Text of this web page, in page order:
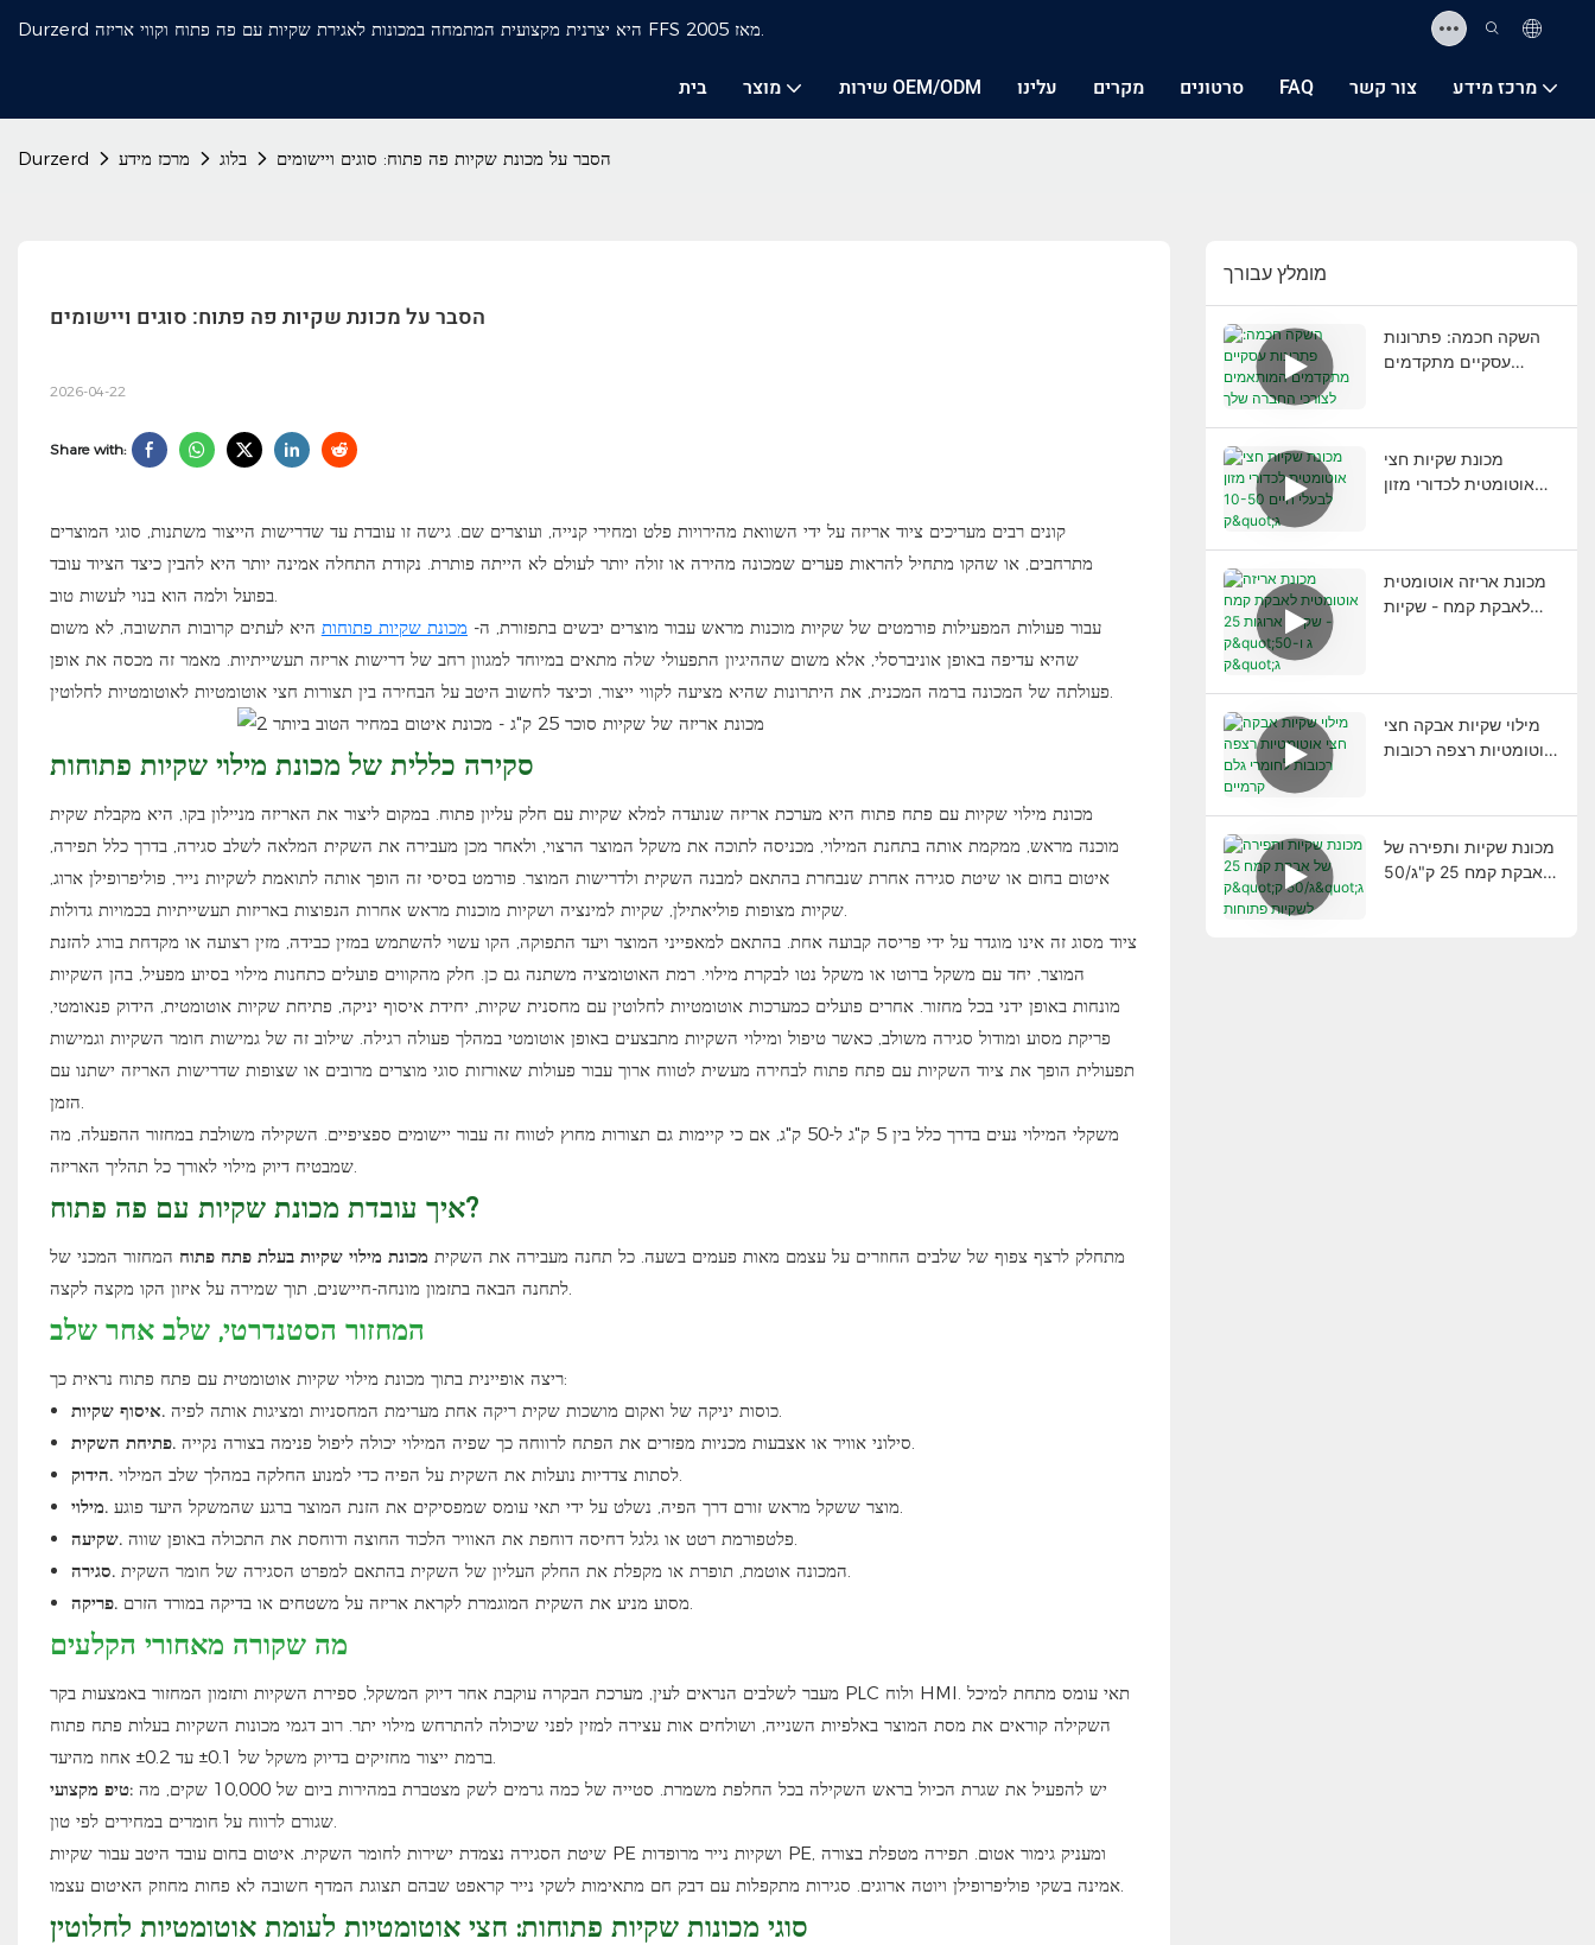
בית מוצר שירות OEM/ODM עלינו מקרים סרטונים FAQ צור קשר מרכז מידע
Durzerd מרכז מידע בלוג הסבר על מכונת שקיות פה פתוח: סוגים ויישומים
הסבר על מכונת שקיות פה פתוח: סוגים ויישומים
2026-04-22
Share with:
קונים רבים מעריכים ציוד אריזה על ידי השוואת מהירויות פלט ומחירי קנייה, ועוצרים שם. גישה זו עובדת עד שדרישות הייצור משתנות, סוגי המוצרים
מתרחבים, או שהקו מתחיל להראות פערים שמכונה מהירה או זולה יותר לעולם לא הייתה פותרת. נקודת התחלה אמינה יותר היא להבין כיצד הציוד עובד
בפועל ולמה הוא בנוי לעשות טוב.
עבור פעולות המפעילות פורמטים של שקיות מוכנות מראש עבור מוצרים יבשים בתפזורת, ה- מכונת שקיות פתוחות היא לעתים קרובות התשובה, לא משום
שהיא עדיפה באופן אוניברסלי, אלא משום שההיגיון התפעולי שלה מתאים במיוחד למגוון רחב של דרישות אריזה תעשייתיות. מאמר זה מכסה את אופן
סקירה כללית של מכונת מילוי שקיות פתוחות
מכונת מילוי שקיות עם פתח פתוח היא מערכת אריזה שנועדה למלא שקיות עם חלק עליון פתוח. במקום ליצור את האריזה מניילון בקו, היא מקבלת שקית
מוכנה מראש, ממקמת אותה בתחנת המילוי, מכניסה לתוכה את משקל המוצר הרצוי, ולאחר מכן מעבירה את השקית המלאה לשלב סגירה, בדרך כלל תפירה,
איטום בחום או שיטת סגירה אחרת שנבחרת בהתאם למבנה השקית ולדרישות המוצר. פורמט בסיסי זה הופך אותה לתואמת לשקיות נייר, פוליפרופילן ארוג,
שקיות מצופות פוליאתילן, שקיות למינציה ושקיות מוכנות מראש אחרות הנפוצות באריזות תעשייתיות בכמויות גדולות.
ציוד מסוג זה אינו מוגדר על ידי פריסה קבועה אחת. בהתאם למאפייני המוצר ויעד התפוקה, הקו עשוי להשתמש במזין כבידה, מזין רצועה או מקדחת בורג להזנת
המוצר, יחד עם משקל ברוטו או משקל נטו לבקרת מילוי. רמת האוטומציה משתנה גם כן. חלק מהקווים פועלים כתחנות מילוי בסיוע מפעיל, בהן השקיות
מונחות באופן ידני בכל מחזור. אחרים פועלים כמערכות אוטומטיות לחלוטין עם מחסנית שקיות, יחידת איסוף יניקה, פתיחת שקיות אוטומטית, הידוק פנאומטי,
פריקת מסוע ומודול סגירה משולב, כאשר טיפול ומילוי השקיות מתבצעים באופן אוטומטי במהלך פעולה רגילה. שילוב זה של גמישות חומר השקיות וגמישות
תפעולית הופך את ציוד השקיות עם פתח פתוח לבחירה מעשית לטווח ארוך עבור פעולות שאורזות סוגי מוצרים מרובים או שצופות שדרישות האריזה ישתנו עם
משקלי המילוי נעים בדרך כלל בין 5 ק"ג ל-50 ק"ג, אם כי קיימות גם תצורות מחוץ לטווח זה עבור יישומים ספציפיים. השקילה משולבת במחזור ההפעלה, מה
שמבטיח דיוק מילוי לאורך כל תהליך האריזה.
איך עובדת מכונת שקיות עם פה פתוח?
המחזור המכני של מכונת מילוי שקיות בעלת פתח פתוח מתחלק לרצף צפוף של שלבים החוזרים על עצמם מאות פעמים בשעה. כל תחנה מעבירה את השקית
לתחנה הבאה בתזמון מונחה-חיישנים, תוך שמירה על איזון הקו מקצה לקצה.
המחזור הסטנדרטי, שלב אחר שלב
ריצה אופיינית בתוך מכונת מילוי שקיות אוטומטית עם פתח פתוח נראית כך:
איסוף שקיות.
כוסות יניקה של ואקום מושכות שקית ריקה אחת מערימת המחסניות ומציגות אותה לפיה.
פתיחת השקית.
הידוק.
לסתות צדדיות נועלות את השקית על הפיה כדי למנוע החלקה במהלך שלב המילוי.
מילוי.
שקיעה.
סגירה.
פריקה.
מה שקורה מאחורי הקלעים
מעבר לשלבים הנראים לעין, מערכת הבקרה עוקבת אחר דיוק המשקל, ספירת השקיות ותזמון המחזור באמצעות בקר PLC ולוח HMI. תאי עומס מתחת למיכל
השקילה קוראים את מסת המוצר באלפיות השנייה, ושולחים אות עצירה למזין לפני שיכולה להתרחש מילוי יתר. רוב דגמי מכונות השקיות בעלות פתח פתוח
ברמת ייצור מחזיקים בדיוק משקל של ±0.1 עד ±0.2 אחוז מהיעד.
טיפ מקצועי: יש להפעיל את שגרת הכיול בראש השקילה בכל החלפת משמרת. סטייה של כמה גרמים לשק מצטברת במהירות ביום של 10,000 שקים, מה
שגורם לרווח על חומרים במחירים לפי טון.
שיטת הסגירה נצמדת ישירות לחומר השקית. איטום בחום עובד היטב עבור שקיות PE ושקיות נייר מרופדות PE, ומעניק גימור אטום. תפירה מטפלת בצורה
אמינה בשקי פוליפרופילן ויוטה ארוגים. סגירות מתקפלות עם דבק חם מתאימות לשקי נייר קראפט שבהם תצוגת המדף חשובה לא פחות מחוזק האיטום עצמו.
סוגי מכונות שקיות פתוחות: חצי אוטומטיות לעומת אוטומטיות לחלוטין
מומלץ עבורך
השקה חכמה: פתרונות
עסקיים מתקדמים
מכונת שקיות חצי
אוטומטית לכדורי מזון
מכונת אריזה אוטומטית
לאבקת קמח - שקיות
מילוי שקיות אבקה חצי
אוטומטיות רצפה רכובות
מכונת שקיות ותפירה של
אבקת קמח 25 ק"ג/50